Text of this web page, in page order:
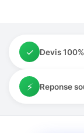
✓ Devis
⚡ Reponse